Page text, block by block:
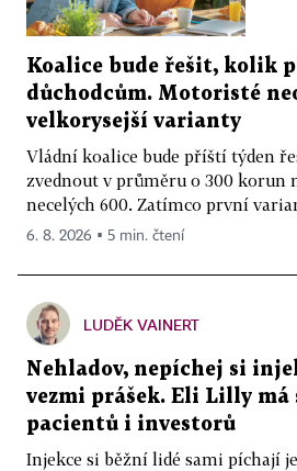
Koalice bude řešit, kolik
důchodcům. Motoristé
velkorysejší varianty
Vládní koalice bude příští týden
zvednout v průměru o 300 korun
necelých 600. Zatímco první
6. 8. 2026 ▪ 5 min. čtení
LUDĚK VAINERT
Nehladov, nepíchej si
vezmi prášek. Eli Lilly má
pacientů i investorů
Injekce si běžní lidé sami píchají